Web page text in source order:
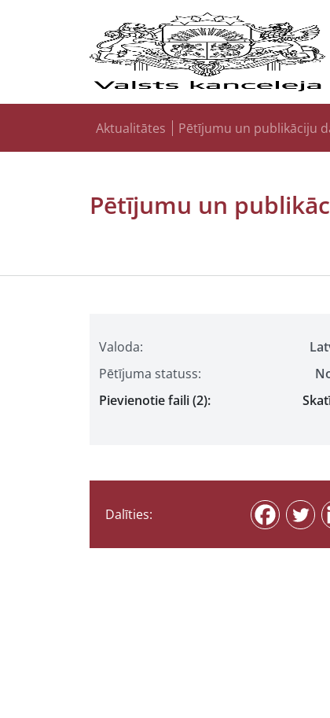
Aktualitātes Pētījumu un publikāciju
Pētījumu un
Valoda:
Pētījuma statuss:
Pievienotie faili (2):
Dalīties: